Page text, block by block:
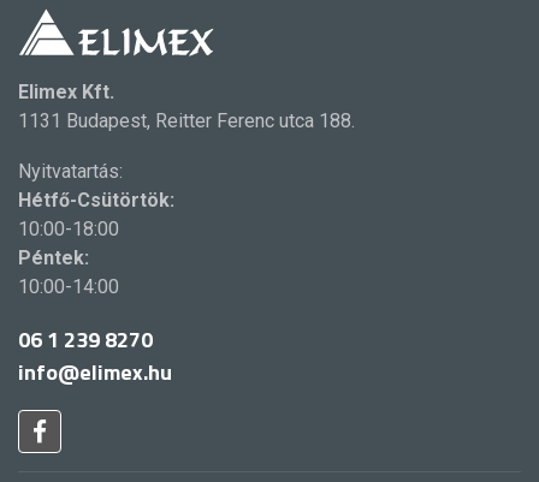
Elimex Kft.
1131 Budapest, Reitter Ferenc utca 188.
Nyitvatartás:
Hétfő-Csütörtök:
10:00-18:00
Péntek:
10:00-14:00
06 1 239 8270
info@elimex.hu